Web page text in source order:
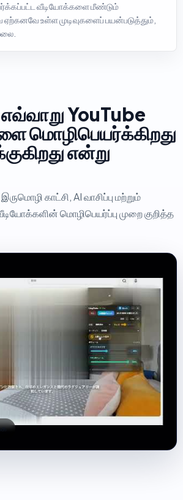
வீடியோக்களை மீண்டும்
உள்ள முடிவுகளைப் பயன்படுத்தும்,
YouTube
மொழிபெயர்க்கிறது
என்று
காட்சி, AI வாசிப்பு மற்றும்
மொழிபெயர்ப்பு முறை குறித்த